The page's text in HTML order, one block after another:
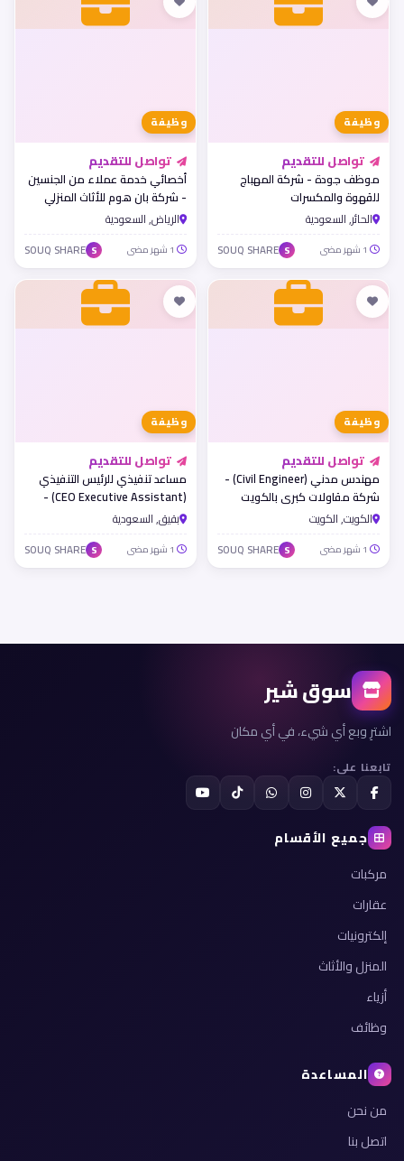
وظيفة
تواصل للتقديم
موظف جودة - شركة المهباج
للقهوة والمكسرات
الحائر, السعودية
S
SOUQ SHARE
وظيفة
تواصل للتقديم
أخصائي خدمة عملاء من الجنسين
- شركة بان هوم للأثاث المنزلي
الرياض, السعودية
S
SOUQ SHARE
وظيفة
تواصل للتقديم
مهندس مدني (Civil Engineer) -
شركة مقاولات كبرى بالكويت
الكويت, الكويت
S
SOUQ SHARE
وظيفة
تواصل للتقديم
مساعد تنفيذي للرئيس التنفيذي
(CEO Executive Assistant) -
شركة متعاقدة مع أرامكو
بقيق, السعودية
S
SOUQ SHARE
سوق شير
اشترِ وبع أي شيء، في أي مكان
تابعنا على:
جميع الأقسام
مركبات
عقارات
إلكترونيات
المنزل والأثاث
أزياء
وظائف
المساعدة
من نحن
اتصل بنا